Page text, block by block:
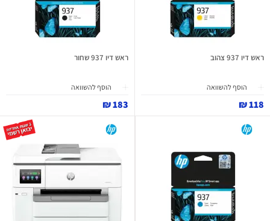
ראש דיו 937 צהוב
הוסף להשוואה
118 ₪
ראש דיו 937 שחור
הוסף להשוואה
183 ₪